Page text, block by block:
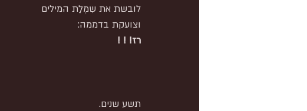
לובשת את שִמְלַת המילים
וצועקת בדממה:
רז! ! !
תשע שנים.